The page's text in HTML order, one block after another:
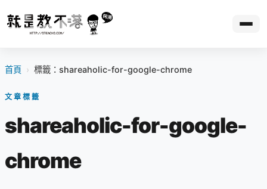
首頁 › 標籤：shareaholic-for-google-chrome
文章標籤
shareaholic-for-google-
chrome